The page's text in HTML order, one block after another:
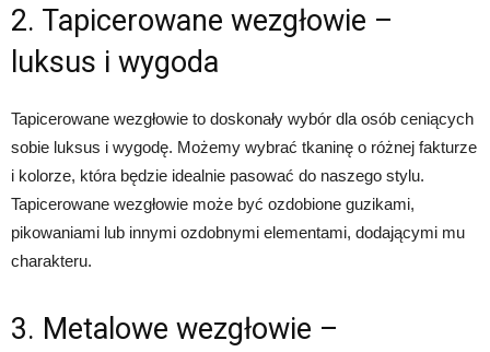
2. Tapicerowane wezgłowie –
luksus i wygoda
Tapicerowane wezgłowie to doskonały wybór dla osób ceniących
sobie luksus i wygodę. Możemy wybrać tkaninę o różnej fakturze
i kolorze, która będzie idealnie pasować do naszego stylu.
Tapicerowane wezgłowie może być ozdobione guzikami,
pikowaniami lub innymi ozdobnymi elementami, dodającymi mu
charakteru.
3. Metalowe wezgłowie –